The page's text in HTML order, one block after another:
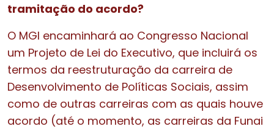
tramitação do acordo?
O MGI encaminhará ao Congresso Nacional
um Projeto de Lei do Executivo, que incluirá os
termos da reestruturação da carreira de
Desenvolvimento de Políticas Sociais, assim
como de outras carreiras com as quais houve
acordo (até o momento, as carreiras da Funai